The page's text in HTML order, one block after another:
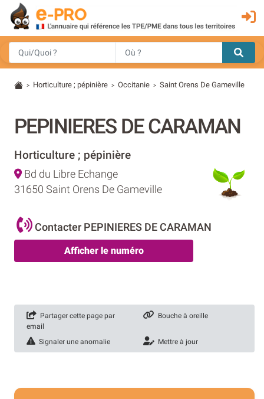
> Horticulture ; pépinière > Occitanie > Saint Orens De Gameville
PEPINIERES DE CARAMAN
Horticulture ; pépinière
Bd du Libre Echange
31650 Saint Orens De Gameville
Contacter PEPINIERES DE CARAMAN
Afficher le numéro
Partager cette page par
email
Bouche à oreille
Signaler une anomalie Mettre à jour